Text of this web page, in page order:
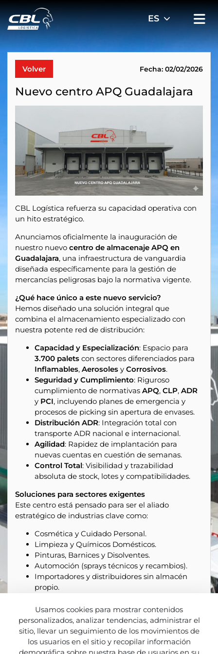
Volver Fecha: 02/02/2026
Nuevo centro APQ Guadalajara
CBL Logística refuerza su capacidad operativa con
un hito estratégico.
Anunciamos oficialmente la inauguración de
nuestro nuevo centro de almacenaje APQ en
Guadalajara, una infraestructura de vanguardia
diseñada específicamente para la gestión de
mercancías peligrosas bajo la normativa vigente.
¿Qué hace único a este nuevo servicio?
Hemos diseñado una solución integral que
combina el almacenamiento especializado con
nuestra potente red de distribución:
Capacidad y Especialización: Espacio para
3.700 palets con sectores diferenciados para
Inflamables, Aerosoles y Corrosivos.
Seguridad y Cumplimiento: Riguroso
cumplimiento de normativas APQ, CLP, ADR
y PCI, incluyendo planes de emergencia y
procesos de picking sin apertura de envases.
Distribución ADR: Integración total con
transporte ADR nacional e internacional.
Agilidad: Rapidez de implantación para
nuevas cuentas en cuestión de semanas.
Control Total: Visibilidad y trazabilidad
absoluta de stock, lotes y compatibilidades.
Soluciones para sectores exigentes
Este centro está pensado para ser el aliado
estratégico de industrias clave como:
Cosmética y Cuidado Personal.
Limpieza y Químicos Domésticos.
Pinturas, Barnices y Disolventes.
Automoción (sprays técnicos y recambios).
Importadores y distribuidores sin almacén
propio.
Con un
único interlocutor
para todo el proceso
(almacenaje, cumplimiento y transporte),
simplificamos tu cadena de suministro con la
máxima seguridad.
Usamos cookies para mostrar contenidos
personalizados, analizar tendencias, administrar el
sitio, llevar un seguimiento de los movimientos de
los usuarios en el sitio y recopilar información
demográfica sobre nuestra base de usuarios en su